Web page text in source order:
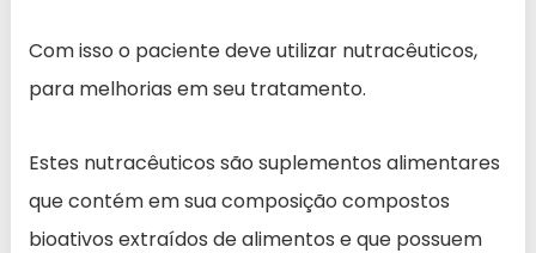
Com isso o paciente deve utilizar nutracêuticos,
para melhorias em seu tratamento.
Estes nutracêuticos são suplementos alimentares
que contém em sua composição compostos
bioativos extraídos de alimentos e que possuem